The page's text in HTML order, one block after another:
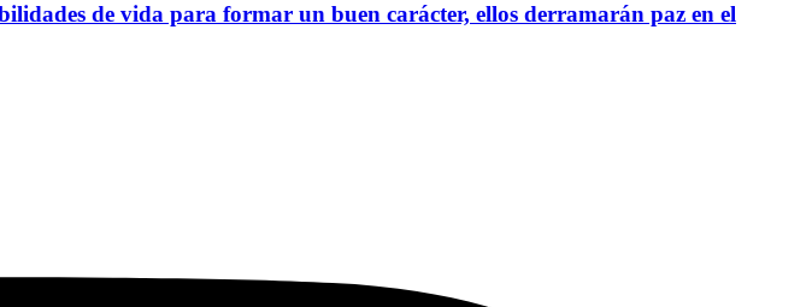
de vida para formar un buen carácter, ellos derramarán paz en el